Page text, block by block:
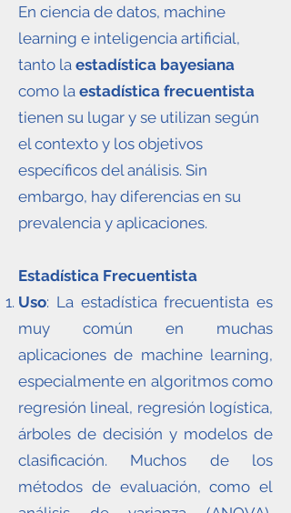
En ciencia de datos, machine
learning e inteligencia artificial,
tanto la estadística bayesiana
como la estadística frecuentista
tienen su lugar y se utilizan según
el contexto y los objetivos
específicos del análisis. Sin
embargo, hay diferencias en su
prevalencia y aplicaciones.
Estadística Frecuentista
Uso: La estadística frecuentista es
muy común en muchas
aplicaciones de machine learning,
especialmente en algoritmos como
regresión lineal, regresión logística,
árboles de decisión y modelos de
clasificación. Muchos de los
métodos de evaluación, como el